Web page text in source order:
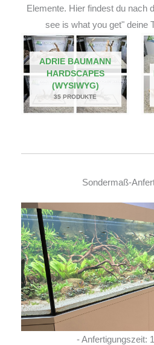
Elemente. Hier findest du nach
see is what you get" deine
ADRIE BAUMANN
HARDSCAPES
(WYSIWYG)
35 PRODUKTE
Sondermaß-
- Anfertigungszeit: